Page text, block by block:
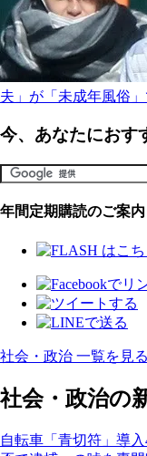
夫」が「未成年風俗
今、あなたにおす
年間定期購読のご案内
社会・政治 一覧を見る
社会・政治の
自転車「青切符」導